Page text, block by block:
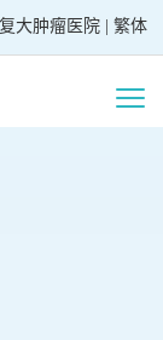
大肿瘤医院| 繁体